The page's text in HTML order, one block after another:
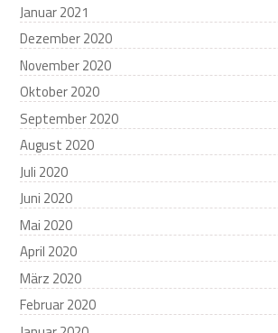
Januar 2021
Dezember 2020
November 2020
Oktober 2020
September 2020
August 2020
Juli 2020
Juni 2020
Mai 2020
April 2020
März 2020
Februar 2020